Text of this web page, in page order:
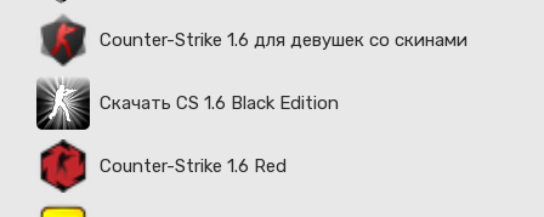
Counter-Strike 1.6 для девушек со скинами
Скачать CS 1.6 Black Edition
Counter-Strike 1.6 Red